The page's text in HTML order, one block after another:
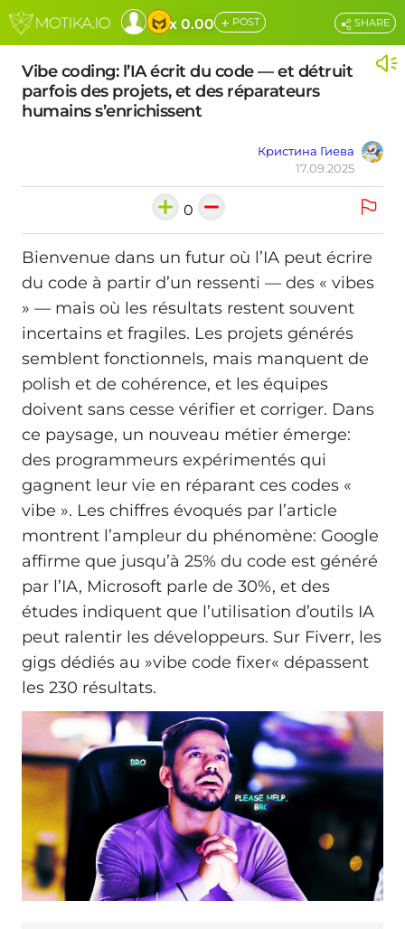
x 0.00 + POST
Vibe coding: l’IA écrit du code — et détruit
parfois des projets, et des réparateurs
humains s’enrichissent
Кристина Гиева
17.09.2025
SHARE
0
Bienvenue dans un futur où l’IA peut écrire
du code à partir d’un ressenti — des « vibes
» — mais où les résultats restent souvent
incertains et fragiles. Les projets générés
semblent fonctionnels, mais manquent de
polish et de cohérence, et les équipes
doivent sans cesse vérifier et corriger. Dans
ce paysage, un nouveau métier émerge:
des programmeurs expérimentés qui
gagnent leur vie en réparant ces codes «
vibe ». Les chiffres évoqués par l’article
montrent l’ampleur du phénomène: Google
affirme que jusqu’à 25% du code est généré
par l’IA, Microsoft parle de 30%, et des
études indiquent que l’utilisation d’outils IA
peut ralentir les développeurs. Sur Fiverr, les
gigs dédiés au »vibe code fixer« dépassent
les 230 résultats.